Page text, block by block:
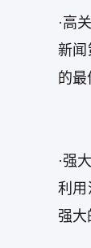
·高
新闻
的最
·强
利用
强大